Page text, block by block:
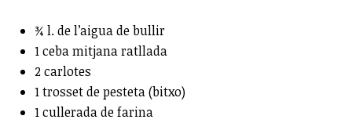
¾ l. de l’aigua de bullir
1 ceba mitjana ratllada
2 carlotes
1 trosset de pesteta (bitxo)
1 cullerada de farina